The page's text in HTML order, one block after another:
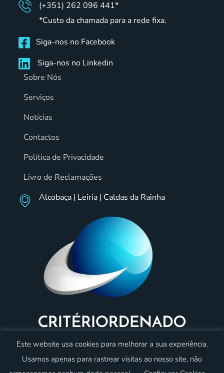
(+351) 262 096 441*
*Custo da chamada para a rede fixa.
Siga-nos no Facebook
Siga-nos no Linkedin
Sobre Nós
Serviços
Notícias
Contactos
Política de Privacidade
Livro de Reclamações
Alcobaça | Leiria | Caldas da Rainha
Este website usa cookies para melhorar a sua experiência.
Usamos apenas para rastrear visitas ao nosso site, não